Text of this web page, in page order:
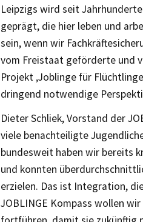
Leipzigs wird seit
geprägt, die hier leben und
sein, wenn wir
vom Freistaat geförderte und
Projekt ‚Joblinge für
dringend notwendige
Dieter Schliek, Vorstand der
viele benachteiligte
bundesweit haben wir bereits
und konnten
erzielen. Das ist Integration,
JOBLINGE Kompass wollen